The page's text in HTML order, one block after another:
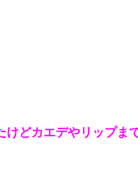
どカエデやリップま